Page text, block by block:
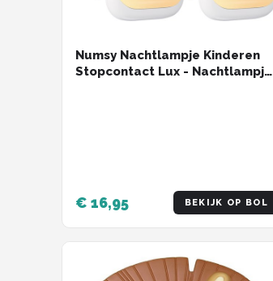
Numsy Nachtlampje Kinderen
Stopcontact Lux - Nachtlampje
€ 16,95 BEKIJK OP BOL